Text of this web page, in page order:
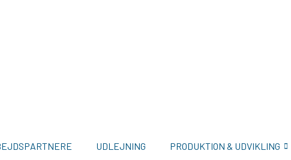
UDLEJNING PRODUKTION & UDVIKLING